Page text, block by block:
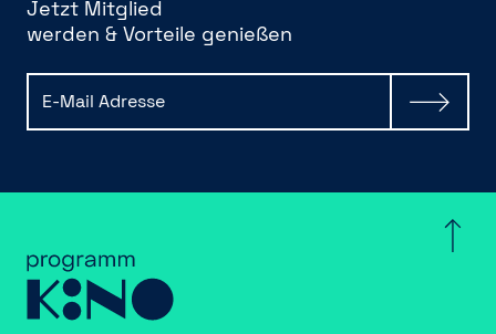
Jetzt Mitglied
werden & Vorteile genießen